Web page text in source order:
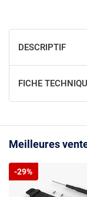
DESCRIPTIF
FICHE
Meilleures
-29%